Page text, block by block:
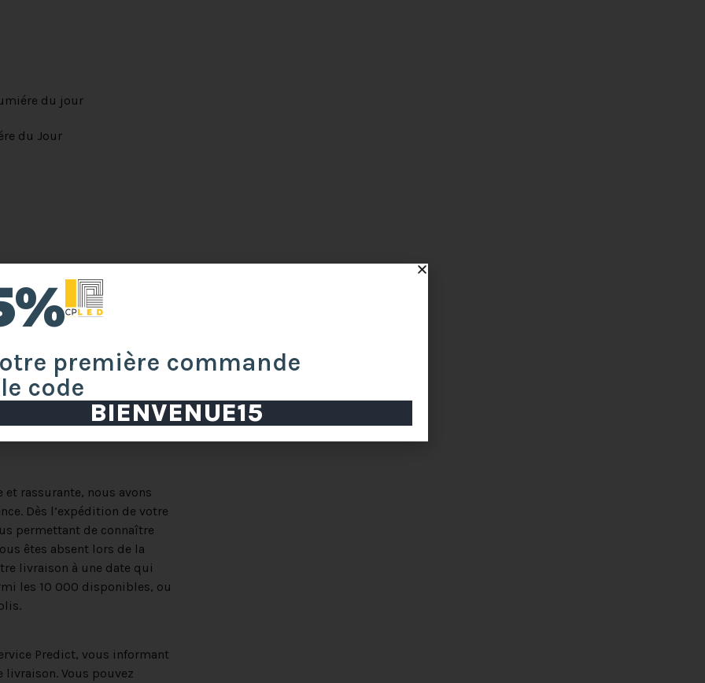
du jour
du Jour
rassurante, nous avons
Dès l’expédition de votre
permettant de connaître
êtes absent lors de la
livraison à une date qui
les 10 000 disponibles, ou
Predict, vous informant
livraison. Vous pouvez
première commande
code
BIENVENUE15